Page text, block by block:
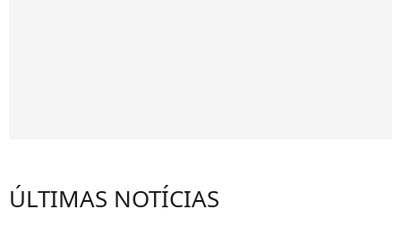
ÚLTIMAS NOTÍCIAS